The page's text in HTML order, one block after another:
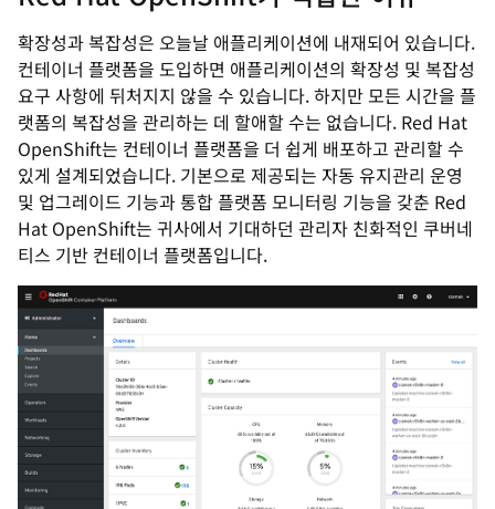
확장성과 복잡성은 오늘날 애플리케이션에 내재되어 있습니다.
컨테이너 플랫폼을 도입하면 애플리케이션의 확장성 및 복잡성
요구 사항에 뒤처지지 않을 수 있습니다. 하지만 모든 시간을 플
랫폼의 복잡성을 관리하는 데 할애할 수는 없습니다. Red Hat
OpenShift는 컨테이너 플랫폼을 더 쉽게 배포하고 관리할 수
있게 설계되었습니다. 기본으로 제공되는 자동 유지관리 운영
및 업그레이드 기능과 통합 플랫폼 모니터링 기능을 갖춘 Red
Hat OpenShift는 귀사에서 기대하던 관리자 친화적인 쿠버네
티스 기반 컨테이너 플랫폼입니다.